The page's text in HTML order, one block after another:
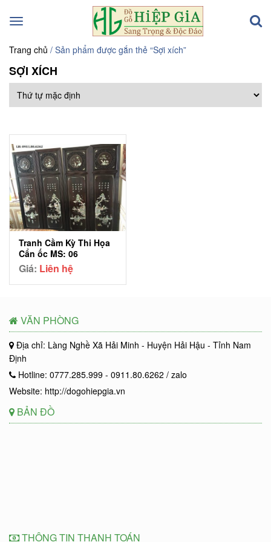
Toggle
Trang chủ / Sản phẩm được gắn thẻ “Sợi xích”
SỢI XÍCH
Tranh Cầm Kỳ Thi Họa
Cẩn ốc MS: 06
Giá: Liên hệ
VĂN PHÒNG
Địa chỉ: Làng Nghề Xã Hải Minh - Huyện Hải Hậu - Tỉnh Nam
Định
Hotline: 0777.285.999 - 0911.80.6262 / zalo
Website: http://dogohiepgia.vn
BẢN ĐỒ
THÔNG TIN THANH TOÁN